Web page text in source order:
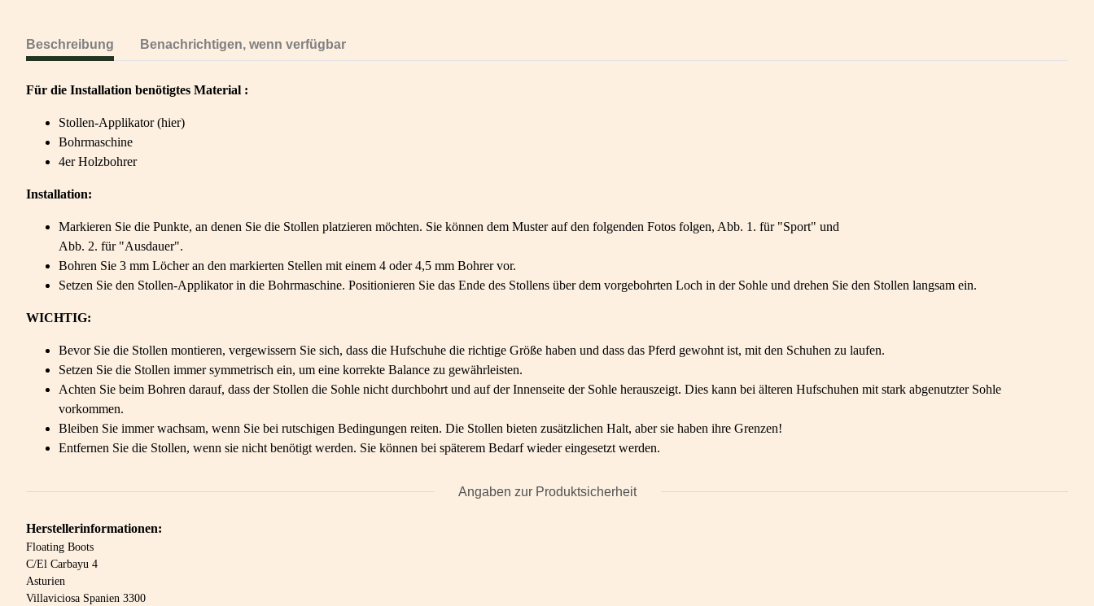
Beschreibung Benachrichtigen, wenn verfügbar
Für die Installation benötigtes Material :
Stollen-Applikator (hier)
Bohrmaschine
4er Holzbohrer
Installation:
Markieren Sie die Punkte, an denen Sie die Stollen platzieren möchten. Sie können dem Muster auf den folgenden Fotos folgen, Abb. 1. für "Sport" und
Abb. 2. für "Ausdauer".
Bohren Sie 3 mm Löcher an den markierten Stellen mit einem 4 oder 4,5 mm Bohrer vor.
Setzen Sie den Stollen-Applikator in die Bohrmaschine. Positionieren Sie das Ende des Stollens über dem vorgebohrten Loch in der Sohle und drehen Sie den Stollen langsam ein.
WICHTIG:
Bevor Sie die Stollen montieren, vergewissern Sie sich, dass die Hufschuhe die richtige Größe haben und dass das Pferd gewohnt ist, mit den Schuhen zu laufen.
Setzen Sie die Stollen immer symmetrisch ein, um eine korrekte Balance zu gewährleisten.
Achten Sie beim Bohren darauf, dass der Stollen die Sohle nicht durchbohrt und auf der Innenseite der Sohle herauszeigt. Dies kann bei älteren Hufschuhen mit stark abgenutzter Sohle
vorkommen.
Bleiben Sie immer wachsam, wenn Sie bei rutschigen Bedingungen reiten. Die Stollen bieten zusätzlichen Halt, aber sie haben ihre Grenzen!
Entfernen Sie die Stollen, wenn sie nicht benötigt werden. Sie können bei späterem Bedarf wieder eingesetzt werden.
Angaben zur Produktsicherheit
Herstellerinformationen:
Floating Boots
C/El Carbayu 4
Asturien
Villaviciosa Spanien 3300